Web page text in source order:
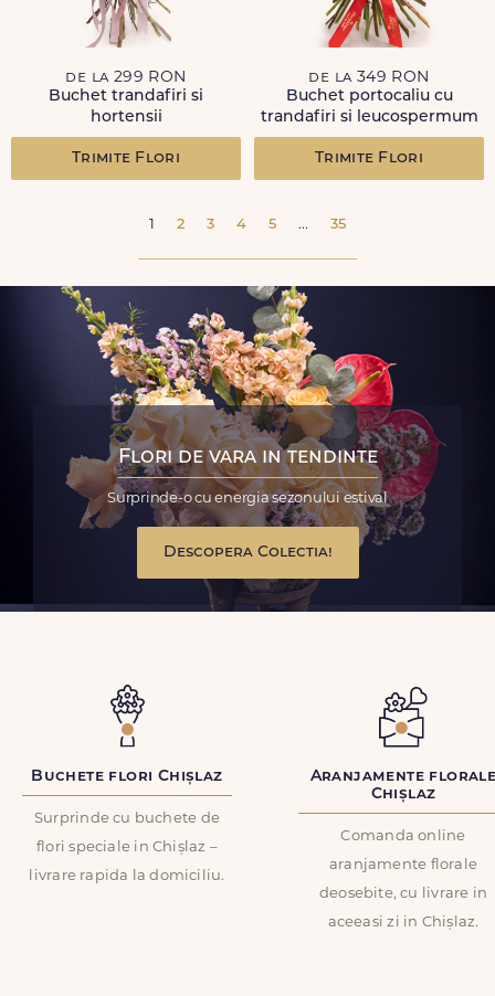
de la 299 RON
Buchet trandafiri si
hortensii
Trimite Flori
de la 349 RON
Buchet portocaliu cu
trandafiri si leucospermum
Trimite Flori
1 2 3 4 5 ... 35
Flori de vara in tendinte
Surprinde-o cu energia sezonului estival
Descopera Colectia!
Buchete flori Chișlaz
Surprinde cu buchete de
flori speciale in Chișlaz –
livrare rapida la domiciliu.
Aranjamente
Chișlaz
Comanda online
aranjamente florale
deosebite, cu livrare in
aceeasi zi in Chișlaz.